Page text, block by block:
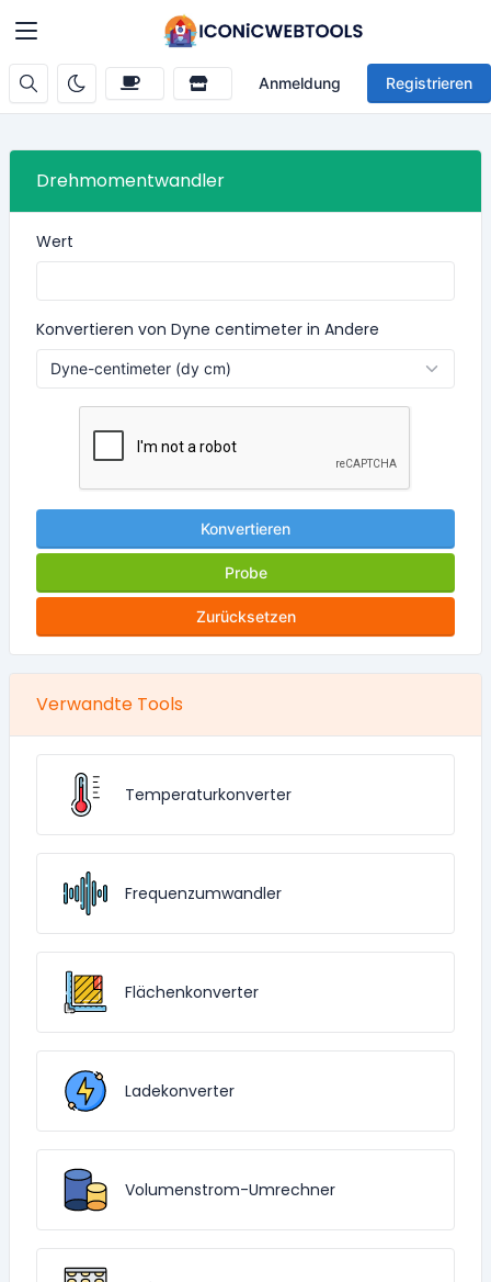
Anmeldung Registrieren
Drehmomentwandler
Wert
Konvertieren von Dyne centimeter in Andere
Konvertieren
Probe
Zurücksetzen
Verwandte Tools
Temperaturkonverter
Frequenzumwandler
Flächenkonverter
Ladekonverter
Volumenstrom-Umrechner